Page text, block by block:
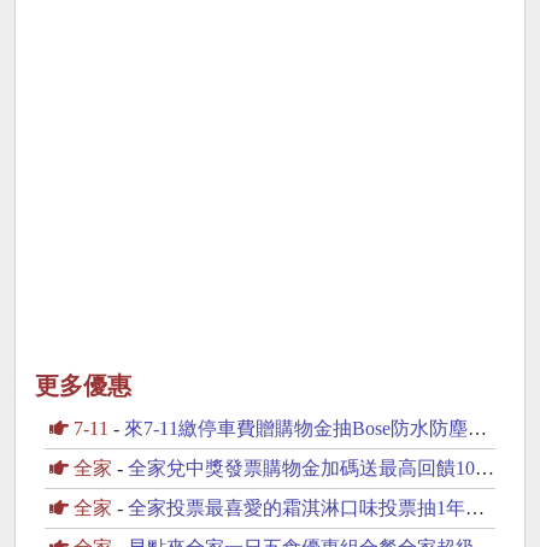
更多優惠
7-11 - 來7-11繳停車費贈購物金抽Bose防水防塵藍芽喇叭
全家 - 全家兌中獎發票購物金加碼送最高回饋100元購物金
全家 - 全家投票最喜愛的霜淇淋口味投票抽1年份霜淇淋